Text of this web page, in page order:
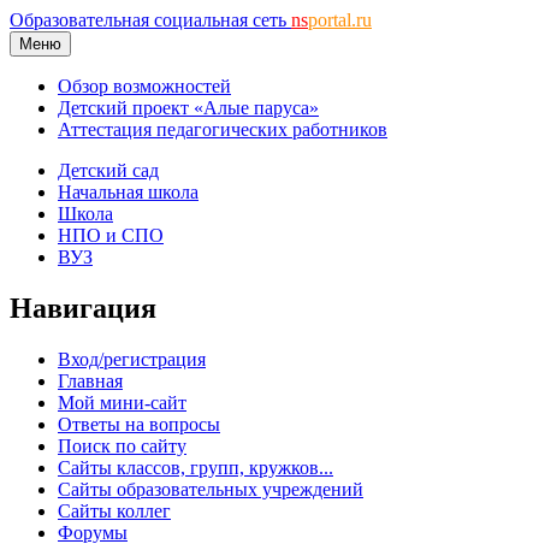
Образовательная социальная сеть nsportal.ru
Меню
Обзор возможностей
Детский проект «Алые паруса»
Аттестация педагогических работников
Детский сад
Начальная школа
Школа
НПО и СПО
ВУЗ
Навигация
Вход/регистрация
Главная
Мой мини-сайт
Ответы на вопросы
Поиск по сайту
Сайты классов, групп, кружков...
Сайты образовательных учреждений
Сайты коллег
Форумы